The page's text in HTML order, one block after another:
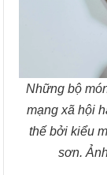
Những bộ
mạng xã hội
thế bởi kiểu
sơn.